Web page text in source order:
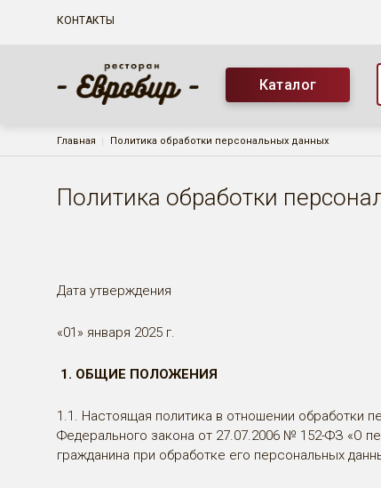
Основная навигация
КОНТАКТЫ
Каталог
Строка навигации
Главная Политика обработки персональных данных
Политика обработки
Дата утверждения
«01» января 2025 г.
1. ОБЩИЕ ПОЛОЖЕНИЯ
1.1. Настоящая политика в отношении обработки
Федерального закона от 27.07.2006 № 152-ФЗ «О
гражданина при обработке его персональных